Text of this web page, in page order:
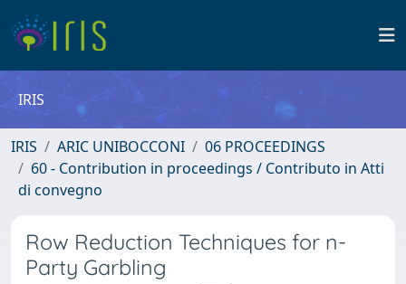
IRIS
IRIS ARIC UNIBOCCONI
06 PROCEEDINGS
60 - Contribution in proceedings / Contributo in Atti
di convegno
Row Reduction Techniques for n-
Party Garbling